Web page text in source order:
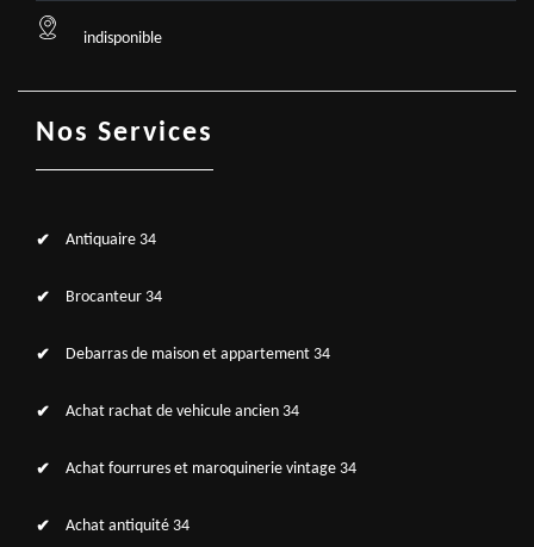
indisponible
Nos Services
Antiquaire 34
Brocanteur 34
Debarras de maison et appartement 34
Achat rachat de vehicule ancien 34
Achat fourrures et maroquinerie vintage 34
Achat antiquité 34